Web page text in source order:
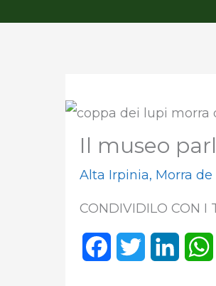
Il museo
Alta Irpinia, Morra de
CONDIVIDILO CON I